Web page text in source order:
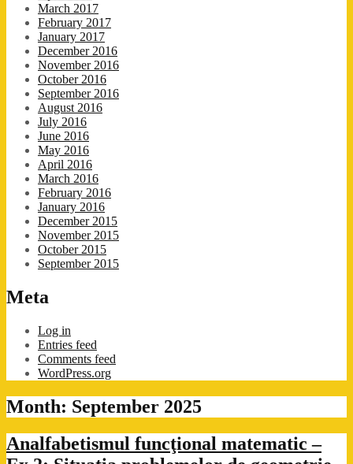
March 2017
February 2017
January 2017
December 2016
November 2016
October 2016
September 2016
August 2016
July 2016
June 2016
May 2016
April 2016
March 2016
February 2016
January 2016
December 2015
November 2015
October 2015
September 2015
Meta
Log in
Entries feed
Comments feed
WordPress.org
Month: September 2025
Analfabetismul funcţional matematic –